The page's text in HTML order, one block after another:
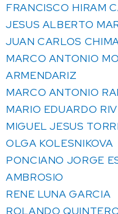
FRANCISCO HIRAM
JESUS ALBERTO
JUAN CARLOS
MARCO ANTONIO
ARMENDARIZ
MARCO ANTONIO
MARIO EDUARDO
MIGUEL JESUS
OLGA KOLESNIKOVA
PONCIANO JORGE
AMBROSIO
RENE LUNA GARCIA
ROLANDO